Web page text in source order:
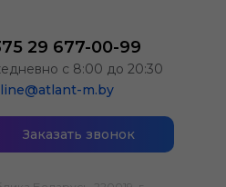
29 677-00-99
с 8:00 до 20:30
m.by
Заказать звонок